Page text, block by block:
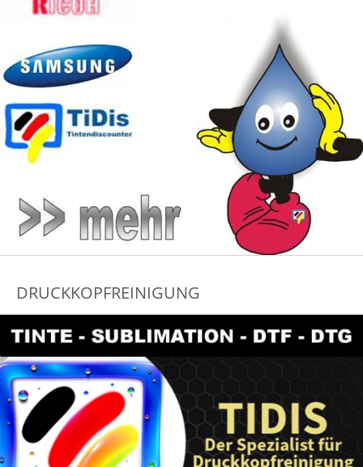
DRUCKKOPFREINIGUNG